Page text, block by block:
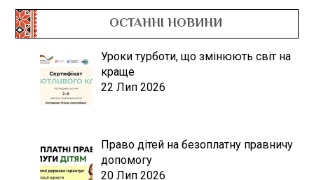
ОСТАННІ НОВИНИ
Уроки турботи, що змінюють світ на
краще
22 Лип 2026
Право дітей на безоплатну правничу
допомогу
20 Лип 2026